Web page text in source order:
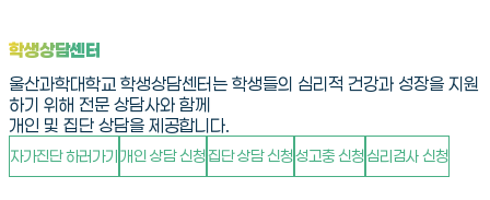
학생상담센터
울산과학대학교 학생상담센터는 학생들의 심리적 건강과 성장을 지원
하기 위해 전문 상담사와 함께
개인 및 집단 상담을 제공합니다
자가진단하러가기개인상담신청집단상담신청성고충신청심리검사신청